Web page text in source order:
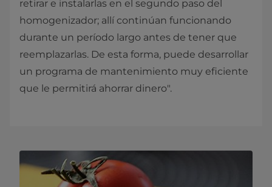
retirar e instalarlas en el segundo paso del
homogenizador; allí continúan funcionando
durante un período largo antes de tener que
reemplazarlas. De esta forma, puede desarrollar
un programa de mantenimiento muy eficiente
que le permitirá ahorrar dinero".